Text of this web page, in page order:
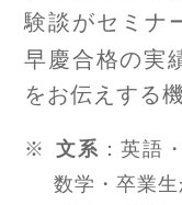
験談がセミナ
早慶合格の実
をお伝えする
文系 ：英語
数学・卒業